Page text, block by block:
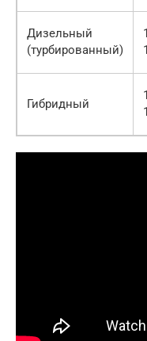
Дизельный
(турбированный)
Гибридный